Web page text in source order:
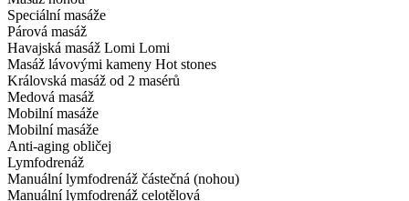
Speciální masáže
Párová masáž
Havajská masáž Lomi Lomi
Masáž lávovými kameny Hot stones
Královská masáž od 2 masérů
Medová masáž
Mobilní masáže
Mobilní masáže
Anti-aging obličej
Lymfodrenáž
Manuální lymfodrenáž částečná (nohou)
Manuální lymfodrenáž celotělová